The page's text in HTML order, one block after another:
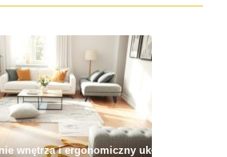
wnętrza i ergonomiczny układ